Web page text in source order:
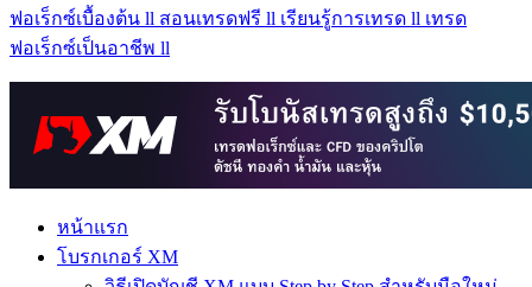
ฟอเร็กซ์เบื้องต้น ll สอนเทรดฟรี ll เรียนรู้การเทรด ll เทรด
ฟอเร็กซ์เป็นอาชีพ ll
หน้าแรก
โบรกเกอร์ XM